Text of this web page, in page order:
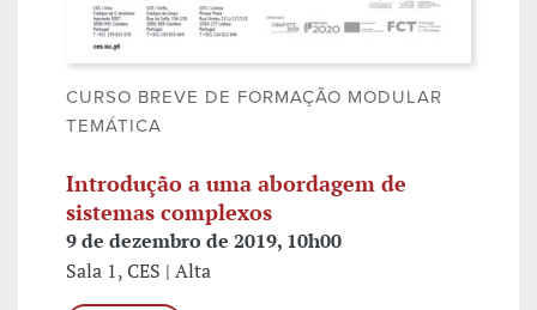
CURSO BREVE DE FORMAÇÃO MODULAR
TEMÁTICA
Introdução a uma abordagem de
sistemas complexos
9 de dezembro de 2019, 10h00
Sala 1, CES | Alta